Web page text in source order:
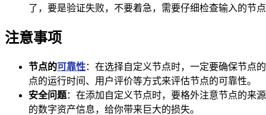
了，要是验证失败，不要着急，需要仔细检查输入的节
注意事项
节点的可靠性：在选择自定义节点时，一定要确保节点
点的运行时间、用户评价等方式来评估节点的可靠性。
安全问题：在添加自定义节点时，要格外注意节点的来
的数字资产信息，给你带来巨大的损失。